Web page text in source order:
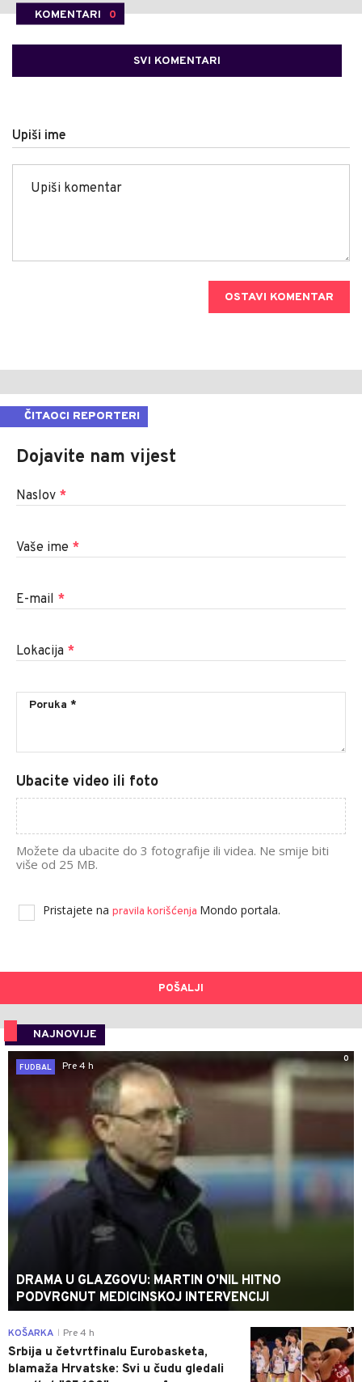
KOMENTARI 0
SVI KOMENTARI
Upiši ime
OSTAVI KOMENTAR
ČITAOCI REPORTERI
Dojavite nam vijest
Naslov *
Vaše ime *
E-mail *
Lokacija *
Ubacite video ili foto
Možete da ubacite do 3 fotografije ili videa. Ne smije biti
više od 25 MB.
Pristajete na pravila korišćenja Mondo portala.
POŠALJI
NAJNOVIJE
0
FUDBAL
Pre 4 h
DRAMA U GLAZGOVU: MARTIN O'NIL HITNO
PODVRGNUT MEDICINSKOJ INTERVENCIJI
0
KOŠARKA Pre 4 h
Srbija u četvrtfinalu Eurobasketa,
blamaža Hrvatske: Svi u čudu gledali